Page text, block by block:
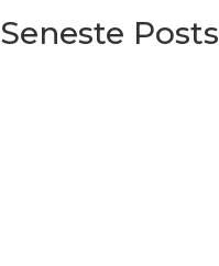
Seneste Posts